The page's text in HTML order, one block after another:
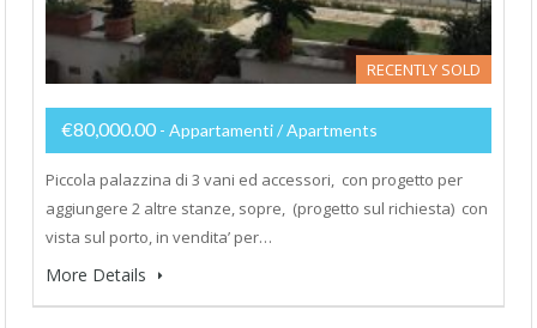
RECENTLY SOLD
€80,000.00 - Appartamenti / Apartments
Piccola palazzina di 3 vani ed accessori, con progetto per
aggiungere 2 altre stanze, sopre, (progetto sul richiesta) con
vista sul porto, in vendita’ per…
More Details